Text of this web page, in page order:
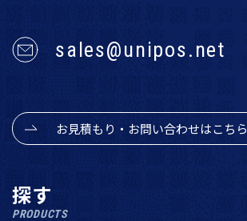
sales@unipos.net
お見積もり・お問い合わせはこちら
探す
PRODUCTS